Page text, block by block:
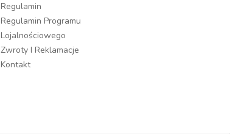
Regulamin
Regulamin Programu
Lojalnościowego
Zwroty I Reklamacje
Kontakt